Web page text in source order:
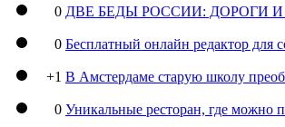
0 ДВЕ БЕДЫ РОССИИ: ДОРОГИ
0 Бесплатный онлайн редактор для
+1 В Амстердаме старую школу
0 Уникальные ресторан, где можно